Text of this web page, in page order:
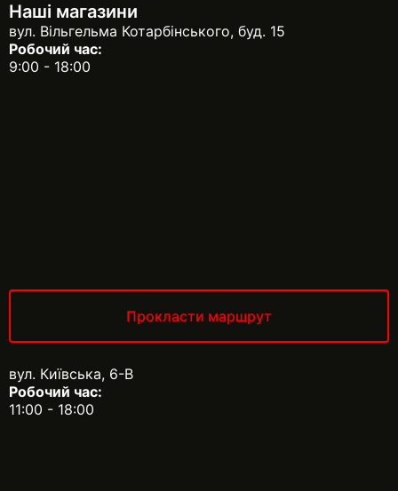
Наші магазини
вул. Вільгельма Котарбінського, буд. 15
Робочий час:
9:00 - 18:00
Прокласти маршрут
вул. Київська, 6-В
Робочий час:
11:00 - 18:00